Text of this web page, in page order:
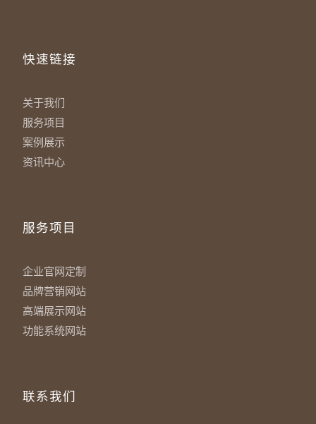
快速链接
关于我们
服务项目
案例展示
资讯中心
服务项目
企业官网定制
品牌营销网站
高端展示网站
功能系统网站
联系我们